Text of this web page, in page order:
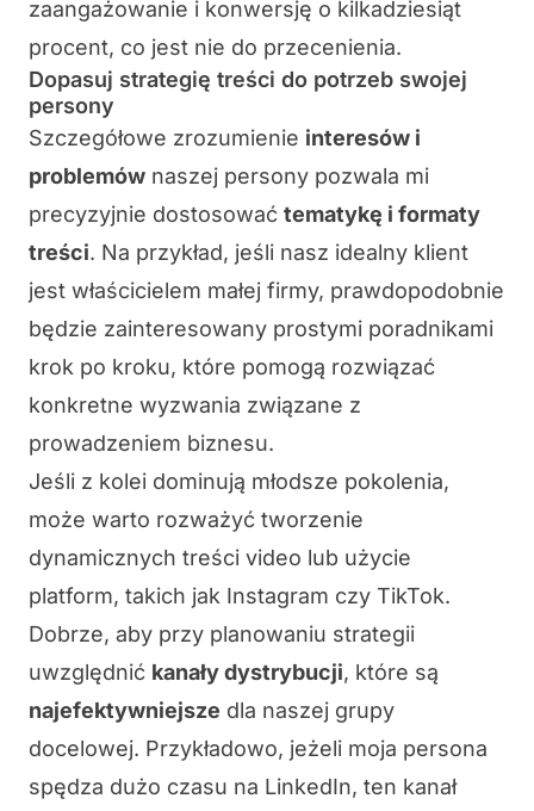
zaangażowanie i konwersję o kilkadziesiąt
procent, co jest nie do przecenienia.
Dopasuj strategię treści do potrzeb swojej
persony
Szczegółowe zrozumienie interesów i
problemów naszej persony pozwala mi
precyzyjnie dostosować tematykę i formaty
treści. Na przykład, jeśli nasz idealny klient
jest właścicielem małej firmy, prawdopodobnie
będzie zainteresowany prostymi poradnikami
krok po kroku, które pomogą rozwiązać
konkretne wyzwania związane z
prowadzeniem biznesu.
Jeśli z kolei dominują młodsze pokolenia,
może warto rozważyć tworzenie
dynamicznych treści video lub użycie
platform, takich jak Instagram czy TikTok.
Dobrze, aby przy planowaniu strategii
uwzględnić kanały dystrybucji, które są
najefektywniejsze dla naszej grupy
docelowej. Przykładowo, jeżeli moja persona
spędza dużo czasu na LinkedIn, ten kanał